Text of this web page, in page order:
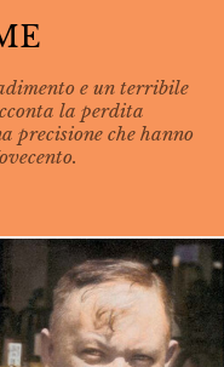
e un terribile
la perdita
precisione che hanno